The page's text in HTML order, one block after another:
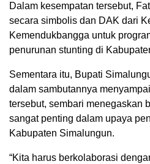
Dalam kesempatan tersebut,
secara simbolis dan DAK dari
Kemendukbangga untuk
penurunan stunting di
Sementara itu, Bupati
dalam sambutannya
tersebut, sembari menegaskan
sangat penting dalam upaya
Kabupaten Simalungun.
“Kita harus berkolaborasi